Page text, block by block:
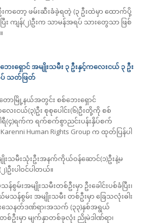
ကတော့ ဖမ်းဆီးခံခဲ့ရတဲ့ (၃ ဦးထဲမှာ ထောက်ပို့
ြီး ကျန်(၂)ဦးက သာမန်အရပ် သားတွေသာ ဖြစ်
ေးရှောင် အမျိုးသမီး ၃ ဦးနှင့်ကလေးငယ် ၃ ဦး
သတ်ဖြတ်
ောမြို့နယ်အတွင်း စစ်ဘေးရှောင်
ေးငယ်(၃)ဦး စုစုပေါင်း(၆)ဦးတို့ကို စစ်
ရီ(၄)ရက်က ရက်စက်စွာညင်းပန်းနှိပ်စက်
Human Rights Group က ထုတ်ပြန်ပါ
သမီးသုံးဦးအနက်ကိုယ်ဝန်ဆောင်(၁)ဦးနဲ့မ
)ဦးပါဝင်ပါတယ်။
းအမျိုးသမီးတစ်ဦးမှာ ဦးခေါင်းပစ်ခံပြီး၊
န်စွမ်း အမျိုးသမီး တစ်ဦးမှာ ခြေသလုံးဓါး
င်းသေနတ်ဒဏ်ရာ၊အသက် (၃၃)နှစ်အရွယ်
ဦးမှာ မျက်နှာတစ်ခုလုံး ညိုမဲဒါဏ်ရာ၊